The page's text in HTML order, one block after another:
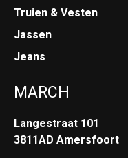
Truien & Vesten
Jassen
Jeans
MARCH
Langestraat 101
3811AD Amersfoort